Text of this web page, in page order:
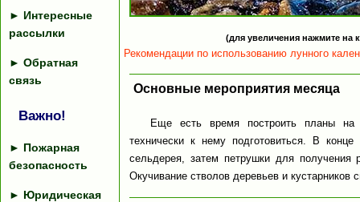
► Интересные
рассылки
► Обратная
связь
Важно!
► Пожарная
безопасность
► Юридическая
(для увеличения нажмите на
Рекомендации по использованию лунного
Основные мероприятия месяца
Еще есть время построить планы
технически к нему подготовиться. В
сельдерея, затем петрушки для получения
Окучивание стволов деревьев и кустарников